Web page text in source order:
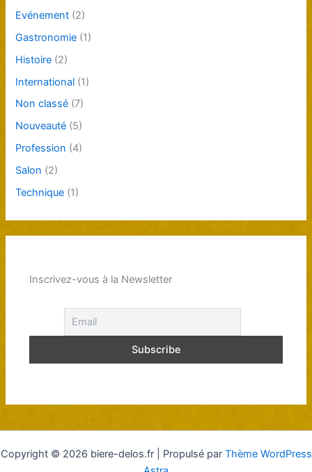
Evénement (2)
Gastronomie (1)
Histoire (2)
International (1)
Non classé (7)
Nouveauté (5)
Profession (4)
Salon (2)
Technique (1)
Inscrivez-vous à la Newsletter
Copyright © 2026 biere-delos.fr | Propulsé par Thème WordPress